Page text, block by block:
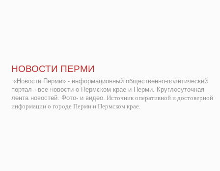
НОВОСТИ ПЕРМИ
«Новости Перми» - информационный общественно-политический
портал - все новости о Пермском крае и Перми. Круглосуточная
лента новостей. Фото- и видео. Источник оперативной и достоверной
информации о городе Перми и Пермском крае.